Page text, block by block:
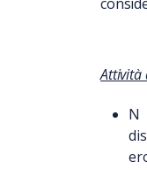
Attività
N